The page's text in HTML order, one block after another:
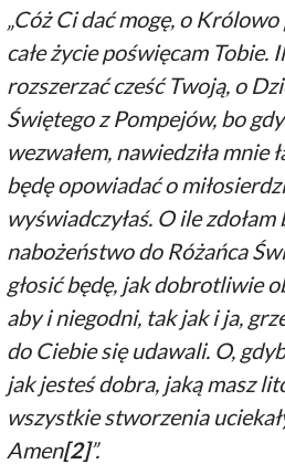
„Cóż Ci dać mogę, o Królowo
całe życie poświęcam Tobie.
rozszerzać cześć Twoją, o
Świętego z Pompejów, bo
wezwałem, nawiedziła mnie
będę opowiadać o
wyświadczyłaś. O ile
nabożeństwo do Różańca
głosić będę, jak dobrotliwie
aby i niegodni, tak jak i ja,
do Ciebie się udawali. O,
jak jesteś dobra, jaką masz
wszystkie stworzenia
Amen[2]”.